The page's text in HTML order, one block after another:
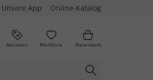
Unsere App Online-Katalog
Aktionen Merkliste Warenkorb